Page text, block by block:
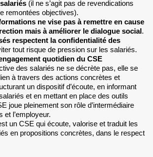
(il ne s’agit pas de revendications
remontées objectives).
ne vise pas à remettre en cause
mais à améliorer le dialogue social.
respectent la confidentialité des
tout risque de pression sur les salariés.
quotidien du CSE
des salariés ne se décrète pas, elle se
à travers des actions concrètes et
un dispositif d’écoute, en informant
et en mettant en place des outils
joue pleinement son rôle d’intermédiaire
et l’employeur.
un CSE qui écoute, valorise et traduit les
en propositions concrètes, dans le respect